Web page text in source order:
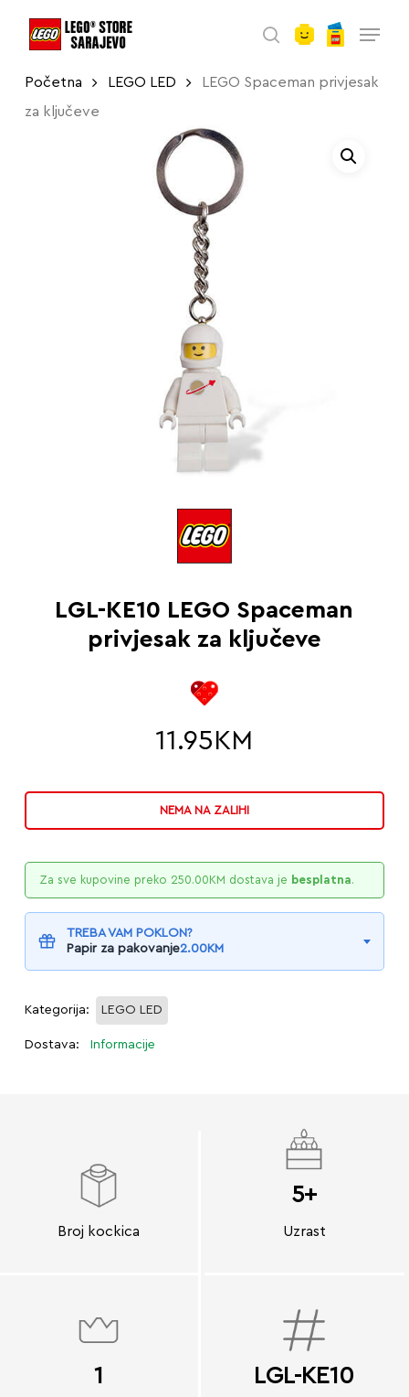
search
Početna LEGO LED LEGO Spaceman privjesak
za ključeve
LGL-KE10 LEGO Spaceman
privjesak za ključeve
11.95 KM
NEMA NA ZALIHI
Za sve kupovine preko 250.00 KM dostava je besplatna.
TREBA VAM POKLON?
Papir za pakovanje2.00KM
Kategorija: LEGO LED
Dostava: Informacije
Broj kockica
5+
Uzrast
1 LGL-KE10